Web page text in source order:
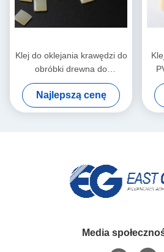
Klej do oklejania krawędzi do
obróbki drewna do
automatycznej okleiniarki
Najlepszą cenę
Media